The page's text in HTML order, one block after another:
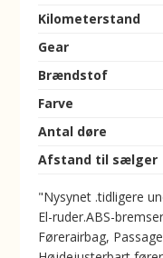
Kilometerstand
Gear
Brændstof
Farve
Antal døre
Afstand til sælger
"Nysynet .tidligere
El-ruder.ABS-
Førerairbag,